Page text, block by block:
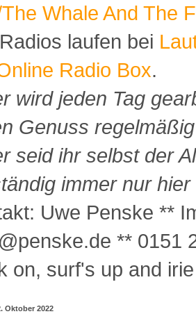
Whale And The
laufen bei
Radio Box.
wird jeden Tag
Genuss
seid ihr selbst der
immer nur
Uwe Penske **
** 0151
on, surf's up and
Oktober 2022